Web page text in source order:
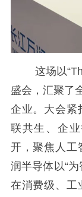
这场以“The
盛会，汇聚了
企业。大会紧
联共生、企
开，聚焦人工
润半导体以“
在消费级、工